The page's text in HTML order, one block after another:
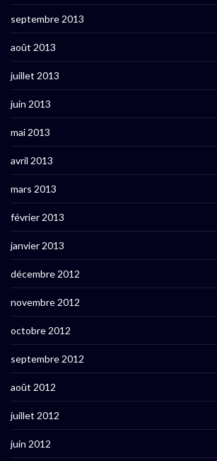
septembre 2013
août 2013
juillet 2013
juin 2013
mai 2013
avril 2013
mars 2013
février 2013
janvier 2013
décembre 2012
novembre 2012
octobre 2012
septembre 2012
août 2012
juillet 2012
juin 2012